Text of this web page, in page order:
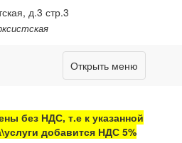
д.3 стр.3
Открыть меню
без НДС, т.е к указанной
добавится НДС 5%